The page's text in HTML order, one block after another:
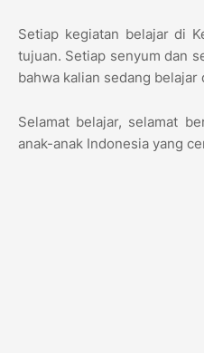
Setiap kegiatan belajar di
tujuan. Setiap senyum dan
bahwa kalian sedang belajar
Selamat belajar, selamat
anak-anak Indonesia yang